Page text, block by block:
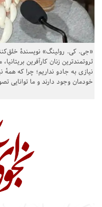
«جی. کی. رولینگ» نویسندهٔ
ثروتمندترین زنان کارآفرین
نیازی به جادو نداریم؛ چرا که همهٔ
خودمان وجود دارند و ما توانایی